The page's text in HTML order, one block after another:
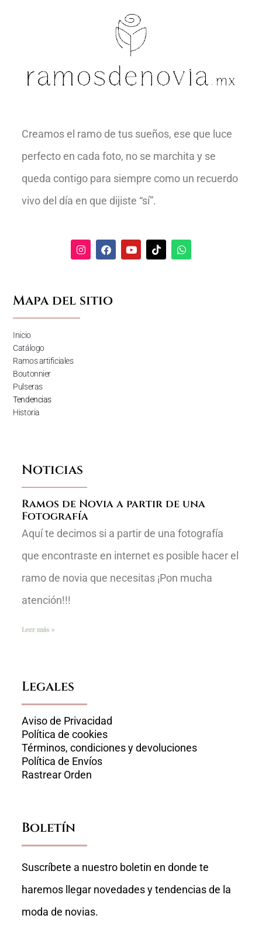
Creamos el ramo de tus sueños, ese que luce
perfecto en cada foto, no se marchita y se
queda contigo para siempre como un recuerdo
vivo del día en que dijiste “sí”.
Mapa del sitio
Inicio
Catálogo
Ramos artificiales
Boutonnier
Pulseras
Tendencias
Historia
Noticias
Ramos de Novia a partir de una
Fotografía
Aquí te decimos si a partir de una fotografía
que encontraste en internet es posible hacer el
ramo de novia que necesitas ¡Pon mucha
atención!!!
Leer más »
Legales
Aviso de Privacidad
Política de cookies
Términos, condiciones y devoluciones
Política de Envíos
Rastrear Orden
Boletín
Suscríbete a nuestro boletin en donde te
haremos llegar novedades y tendencias de la
moda de novias.